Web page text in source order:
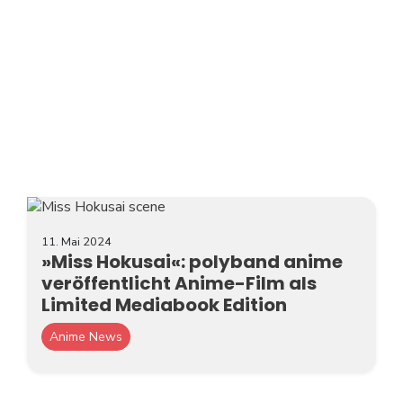
11. Mai 2024
»Miss Hokusai«: polyband anime
veröffentlicht Anime-Film als
Limited Mediabook Edition
Anime News